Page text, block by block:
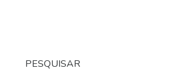
PESQUISAR